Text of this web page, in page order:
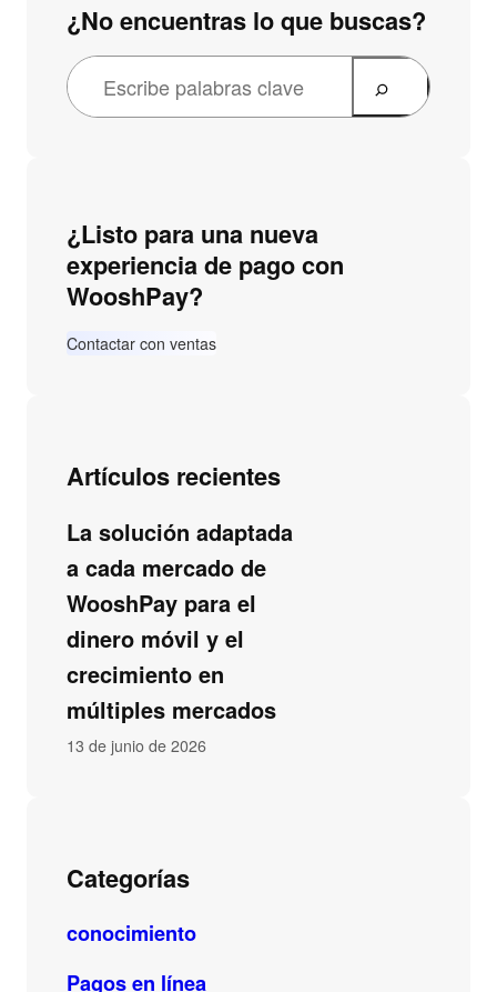
¿No encuentras lo que buscas?
¿Listo para una nueva
experiencia de pago con
WooshPay?
Contactar con ventas
Artículos recientes
La solución adaptada
a cada mercado de
WooshPay para el
dinero móvil y el
crecimiento en
múltiples mercados
13 de junio de 2026
Categorías
conocimiento
Pagos en línea